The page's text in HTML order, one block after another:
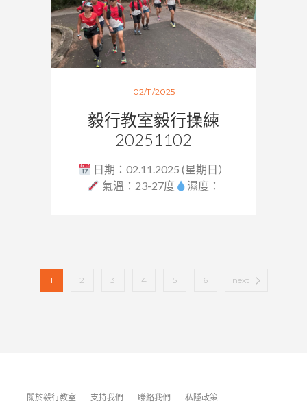
02/11/2025
毅行教室毅行操練
20251102
日期：02.11.2025 (星期日）
氣溫：23-27度
濕度：
1 2 3 4 5 6 next
關於毅行教室 支持我們 聯絡我們 私隱政策